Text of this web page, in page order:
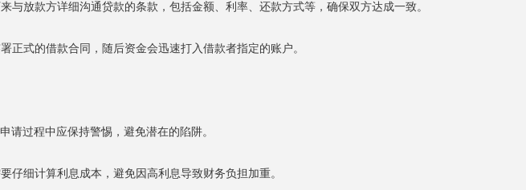
与放款方详细沟通贷款的条款，包括金额、利率、还款方式等，确保双方达成一致。
正式的借款合同，随后资金会迅速打入借款者指定的账户。
请过程中应保持警惕，避免潜在的陷阱。
仔细计算利息成本，避免因高利息导致财务负担加重。